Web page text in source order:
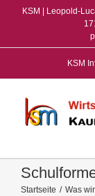
KSM | Leopold-
KSM
Startseite / Was